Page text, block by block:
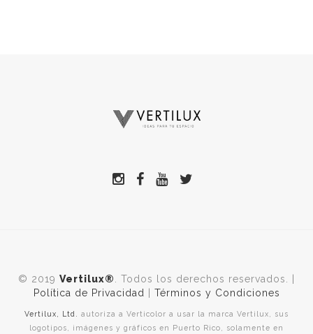
© 2019 Vertilux®
. Todos los derechos reservados. |
Política de Privacidad
Términos y Condiciones
Vertilux, Ltd. autoriza a Verticolor a usar la marca Vertilux, sus
logotipos, imágenes y gráficos en Puerto Rico, solamente en